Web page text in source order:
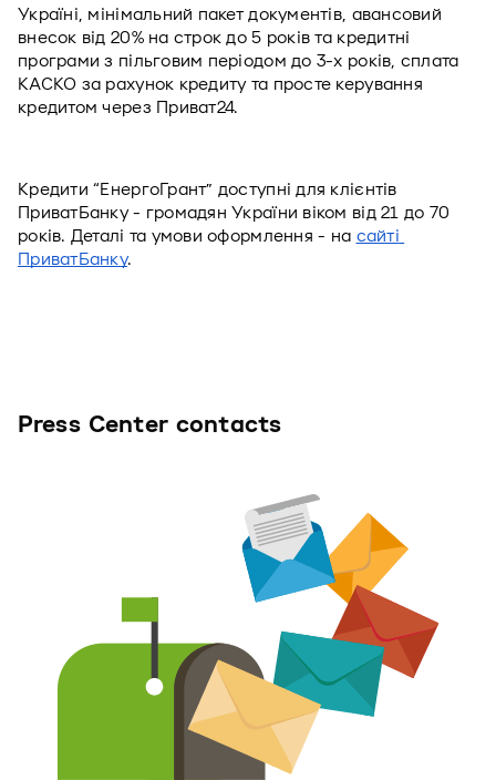
Україні, мінімальний пакет документів, авансовий
внесок від 20% на строк до 5 років та кредитні
програми з пільговим періодом до 3-х років, сплата
КАСКО за рахунок кредиту та просте керування
кредитом через Приват24.
Кредити “ЕнергоГрант” доступні для клієнтів
ПриватБанку - громадян України віком від 21 до 70
років. Деталі та умови оформлення - на сайті
ПриватБанку.
Press Center contacts